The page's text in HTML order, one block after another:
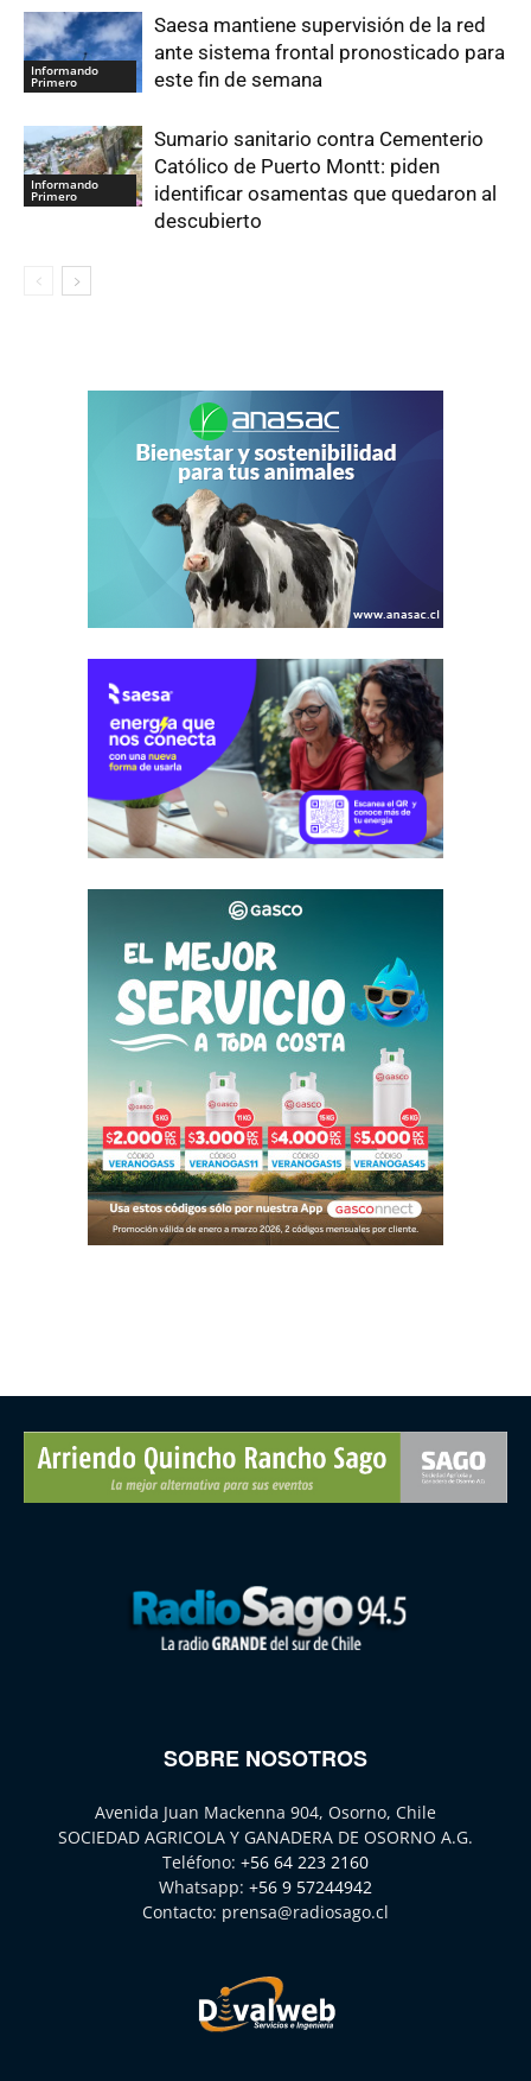
Informando
Primero
Saesa mantiene supervisión de la red
ante sistema frontal pronosticado para
este fin de semana
Informando
Primero
Sumario sanitario contra Cementerio
Católico de Puerto Montt: piden
identificar osamentas que quedaron al
descubierto
SOBRE NOSOTROS
Avenida Juan Mackenna 904, Osorno, Chile
SOCIEDAD AGRICOLA Y GANADERA DE OSORNO A.G.
Teléfono: +56 64 223 2160
Whatsapp: +56 9 57244942
Contacto: prensa@radiosago.cl